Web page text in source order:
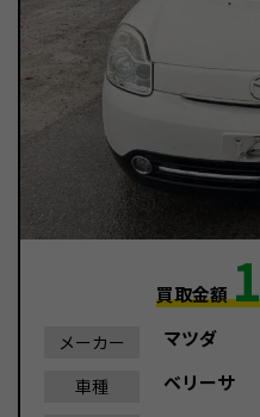
買取金額
メーカー マツダ
車種 ベリーサ